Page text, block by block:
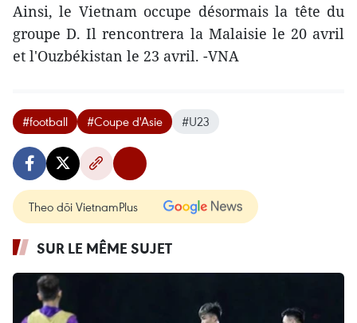
Ainsi, le Vietnam occupe désormais la tête du
groupe D. Il rencontrera la Malaisie le 20 avril
et l'Ouzbékistan le 23 avril. -VNA
#football #Coupe d'Asie #U23
Theo dõi VietnamPlus
SUR LE MÊME SUJET